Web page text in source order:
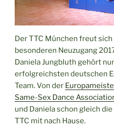
Der TTC München freut
besonderen Neuzugang
Daniela Jungbluth gehört
erfolgreichsten deutschen
Team. Von der
Same-Sex Dance
und Daniela schon gleich
TTC mit nach Hause.